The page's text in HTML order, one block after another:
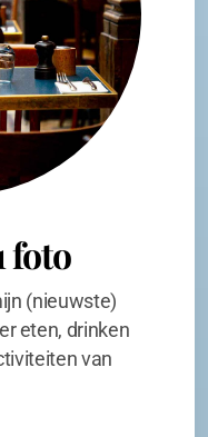
foto
(nieuwste)
eten, drinken
van